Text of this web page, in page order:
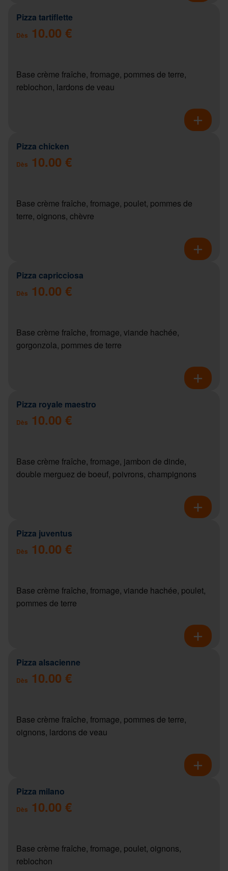
Pizza tartiflette
Dès 10.00 €
Base crème fraîche, fromage, pommes de terre,
reblochon, lardons de veau
Pizza chicken
Dès 10.00 €
Base crème fraîche, fromage, poulet, pommes de
terre, oignons, chèvre
Pizza capricciosa
Dès 10.00 €
Base crème fraîche, fromage, viande hachée,
gorgonzola, pommes de terre
Pizza royale maestro
Dès 10.00 €
Base crème fraîche, fromage, jambon de dinde,
double merguez de boeuf, poivrons, champignons
Pizza juventus
Dès 10.00 €
Base crème fraîche, fromage, viande hachée, poulet,
pommes de terre
Pizza alsacienne
Dès 10.00 €
Base crème fraîche, fromage, pommes de terre,
oignons, lardons de veau
Pizza milano
Dès 10.00 €
Base crème fraîche, fromage, poulet, oignons,
reblochon